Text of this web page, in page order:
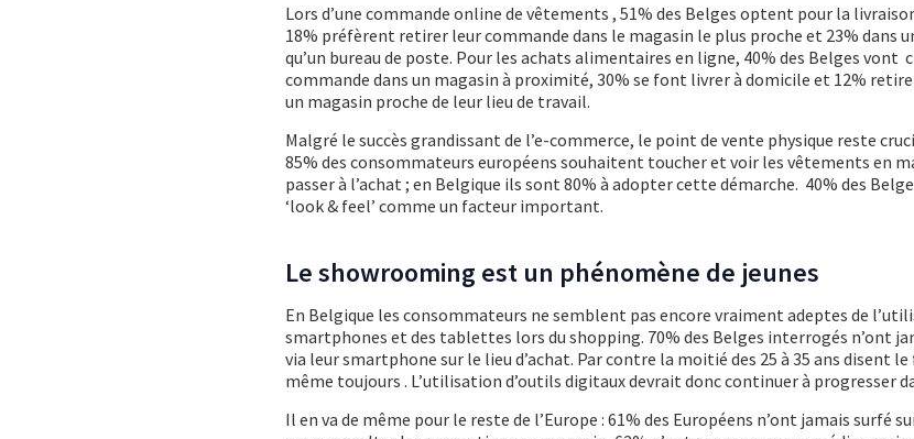
Lors d’une commande online de vêtements , 51% des Belges optent pour la
18% préfèrent retirer leur commande dans le magasin le plus proche et 23% dans
qu’un bureau de poste. Pour les achats alimentaires en ligne, 40% des Belges vont
commande dans un magasin à proximité, 30% se font livrer à domicile et 12%
un magasin proche de leur lieu de travail.
Malgré le succès grandissant de l’e-commerce, le point de vente physique reste
85% des consommateurs européens souhaitent toucher et voir les vêtements en
passer à l’achat ; en Belgique ils sont 80% à adopter cette démarche. 40% des
‘look & feel’ comme un facteur important.
Le showrooming est un phénomène de jeunes
En Belgique les consommateurs ne semblent pas encore vraiment adeptes de
smartphones et des tablettes lors du shopping. 70% des Belges interrogés n’ont
via leur smartphone sur le lieu d’achat. Par contre la moitié des 25 à 35 ans disent
même toujours . L’utilisation d’outils digitaux devrait donc continuer à progresser
Il en va de même pour le reste de l’Europe : 61% des Européens n’ont jamais surfé